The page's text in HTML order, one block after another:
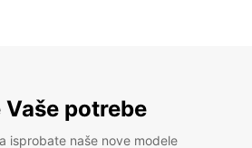
potrebe
isprobate naše nove modele